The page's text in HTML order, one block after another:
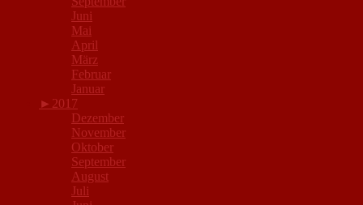
Juni
Mai
April
März
Februar
Januar
► 2017
Dezember
November
Oktober
September
August
Juli